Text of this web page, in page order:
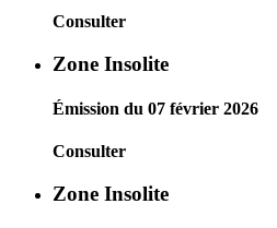
Consulter
Zone Insolite
Émission du 07 février 2026
Consulter
Zone Insolite